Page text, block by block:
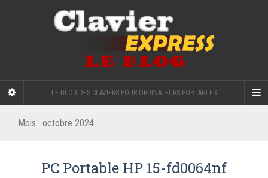
LE BLOG DES CLAVIERS POUR ORDINATEURS PORTABLES
Mois : octobre 2024
PC Portable HP 15-fd0064nf